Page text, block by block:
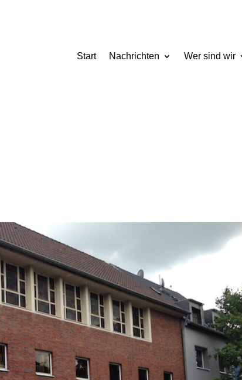
Start Nachrichten Wer sind wir